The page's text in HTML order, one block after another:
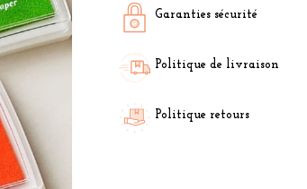
Garanties sécurité
Politique de livraison
Politique retours